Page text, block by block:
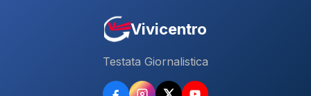
Vivicentro
Testata Giornalistica